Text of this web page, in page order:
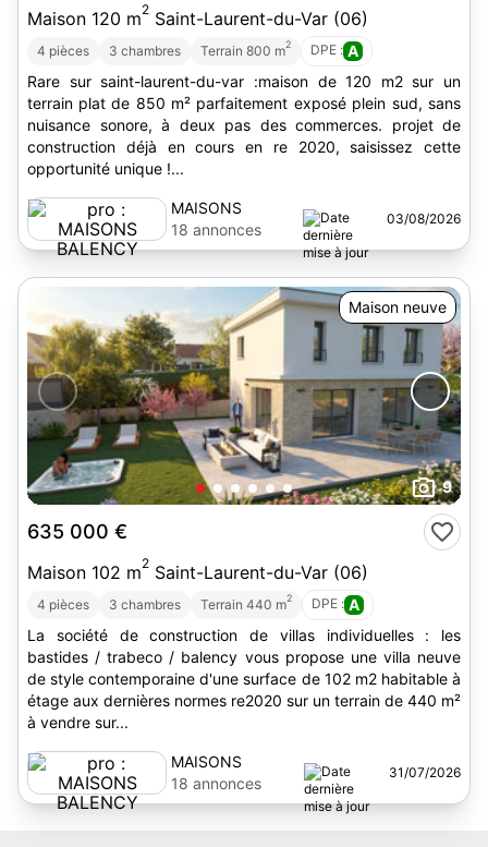
Maison 120 m2 Saint-Laurent-du-Var (06)
4 pièces 3 chambres Terrain 800 m2 DPE : A
Rare sur saint-laurent-du-var :maison de 120 m2 sur un
terrain plat de 850 m² parfaitement exposé plein sud, sans
nuisance sonore, à deux pas des commerces. projet de
construction déjà en cours en re 2020, saisissez cette
opportunité unique !...
MAISONS
BALENCY
18 annonces
03/08/2026
Maison neuve
9
635 000 €
Maison 102 m2 Saint-Laurent-du-Var (06)
4 pièces 3 chambres Terrain 440 m2 DPE : A
La société de construction de villas individuelles : les
bastides / trabeco / balency vous propose une villa neuve
de style contemporaine d'une surface de 102 m2 habitable à
étage aux dernières normes re2020 sur un terrain de 440 m²
à vendre sur...
MAISONS
BALENCY
18 annonces
31/07/2026